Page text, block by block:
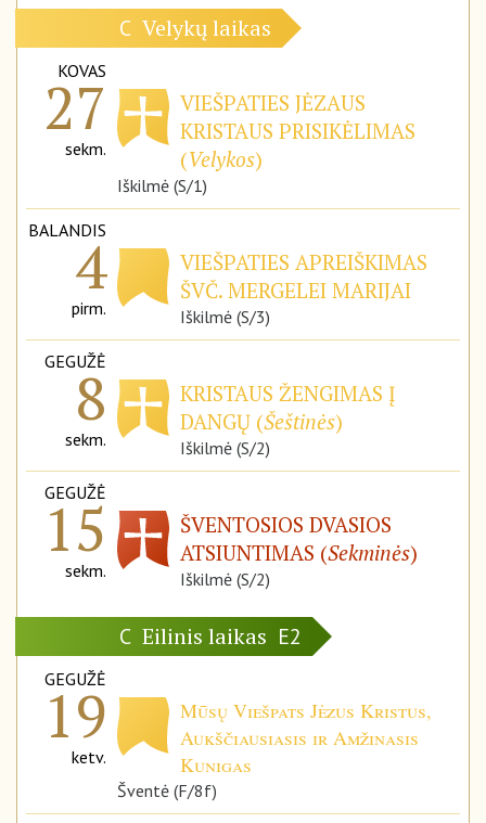
C Velykų laikas
KOVAS
27
sekm.
VIEŠPATIES JĖZAUS
KRISTAUS PRISIKĖLIMAS
(Velykos)
Iškilmė (S/1)
BALANDIS
4
pirm.
VIEŠPATIES APREIŠKIMAS
ŠVČ. MERGELEI MARIJAI
Iškilmė (S/3)
GEGUŽĖ
8
sekm.
KRISTAUS ŽENGIMAS Į
DANGŲ (Šeštinės)
Iškilmė (S/2)
GEGUŽĖ
15
sekm.
ŠVENTOSIOS DVASIOS
ATSIUNTIMAS (Sekminės)
Iškilmė (S/2)
C Eilinis laikas E2
GEGUŽĖ
19
ketv.
Mūsų Viešpats Jėzus Kristus,
Aukščiausiasis ir Amžinasis
Kunigas
Šventė (F/8f)